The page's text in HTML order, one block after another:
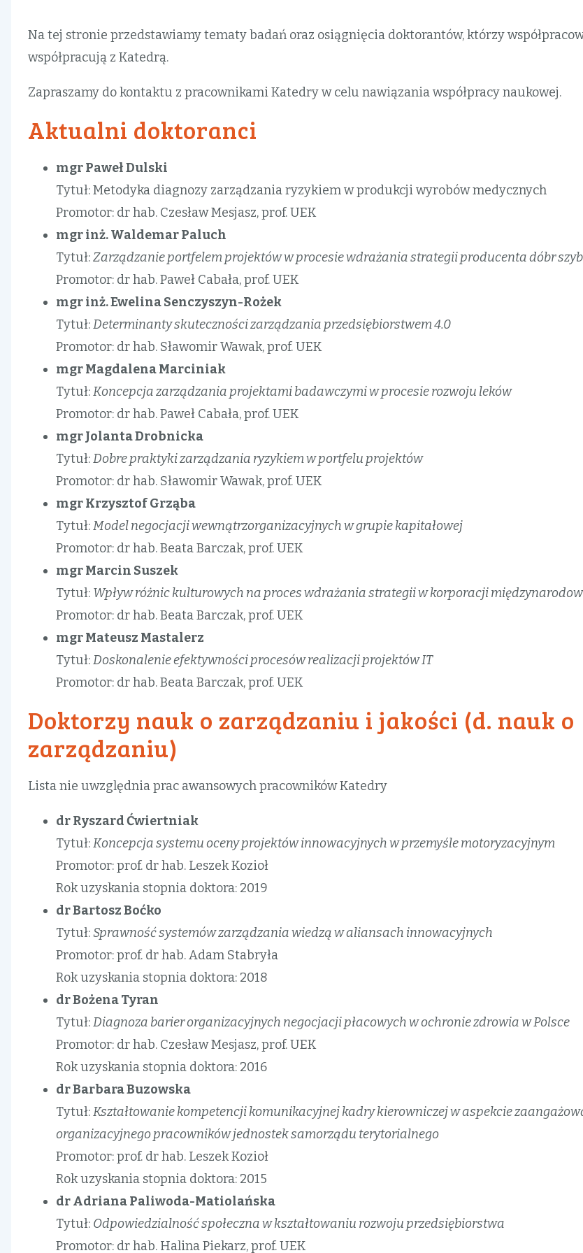
Na tej stronie przedstawiamy tematy badań oraz osiągnięcia doktorantów, którzy
współpracują z Katedrą.
Zapraszamy do kontaktu z pracownikami Katedry w celu nawiązania współpracy naukowej.
Aktualni doktoranci
mgr Paweł Dulski
Tytuł: Metodyka diagnozy zarządzania ryzykiem w produkcji wyrobów medycznych
Promotor: dr hab. Czesław Mesjasz, prof. UEK
mgr inż. Waldemar Paluch
Tytuł:Zarządzanie portfelem projektów w procesie wdrażania strategii producenta dóbr
Promotor: dr hab. Paweł Cabała, prof. UEK
mgr inż. Ewelina Senczyszyn-Rożek
Tytuł:Determinanty skuteczności zarządzania przedsiębiorstwem 4.0
Promotor: dr hab. Sławomir Wawak, prof. UEK
mgr Magdalena Marciniak
Tytuł:Koncepcja zarządzania projektami badawczymi w procesie rozwoju leków
Promotor: dr hab. Paweł Cabała, prof. UEK
mgr Jolanta Drobnicka
Tytuł:Dobre praktyki zarządzania ryzykiem w portfelu projektów
Promotor: dr hab. Sławomir Wawak, prof. UEK
mgr Krzysztof Grząba
Tytuł:Model negocjacji wewnątrzorganizacyjnych w grupie kapitałowej
Promotor: dr hab. Beata Barczak, prof. UEK
mgr Marcin Suszek
Tytuł: Wpływ różnic kulturowych na proces wdrażania strategii w korporacji
Promotor: dr hab. Beata Barczak, prof. UEK
mgr Mateusz Mastalerz
Tytuł:Doskonalenie efektywności procesów realizacji projektów IT
Promotor: dr hab. Beata Barczak, prof. UEK
Doktorzy nauk o zarządzaniu i jakości (d. nauk o
zarządzaniu)
Lista nie uwzględnia prac awansowych pracowników Katedry
dr Ryszard Ćwiertniak
Tytuł:Koncepcja systemu oceny projektów innowacyjnych w przemyśle motoryzacyjnym
Promotor: prof. dr hab. Leszek Kozioł
Rok uzyskania stopnia doktora: 2019
dr Bartosz Boćko
Tytuł:Sprawność systemów zarządzania wiedzą w aliansach innowacyjnych
Promotor: prof. dr hab. Adam Stabryła
Rok uzyskania stopnia doktora: 2018
dr Bożena Tyran
Tytuł:Diagnoza barier organizacyjnych negocjacji płacowych w ochronie zdrowia w Polsce
Promotor: dr hab. Czesław Mesjasz, prof. UEK
Rok uzyskania stopnia doktora: 2016
dr Barbara Buzowska
Tytuł:Kształtowanie kompetencji komunikacyjnej kadry kierowniczej w aspekcie
organizacyjnego pracowników jednostek samorządu terytorialnego
Promotor: prof. dr hab. Leszek Kozioł
Rok uzyskania stopnia doktora: 2015
dr Adriana Paliwoda-Matiolańska
Tytuł: Odpowiedzialność społeczna w kształtowaniu rozwoju przedsiębiorstwa
Promotor: dr hab. Halina Piekarz, prof. UEK